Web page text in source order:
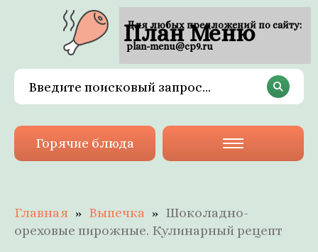
План Меню
Горячие блюда
Главная Выпечка
Шоколадно-
ореховые пирожные. Кулинарный рецепт
Для любых предложений по сайту:
plan-menu@cp9.ru